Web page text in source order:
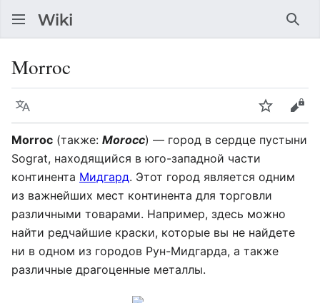
Morroc
Язык Следить
Morroc (также: Morocc) — город в сердце пустыни
Sograt, находящийся в юго-западной части
континента Мидгард. Этот город является одним
из важнейших мест континента для торговли
различными товарами. Например, здесь можно
найти редчайшие краски, которые вы не найдете
ни в одном из городов Рун-Мидгарда, а также
различные драгоценные металлы.